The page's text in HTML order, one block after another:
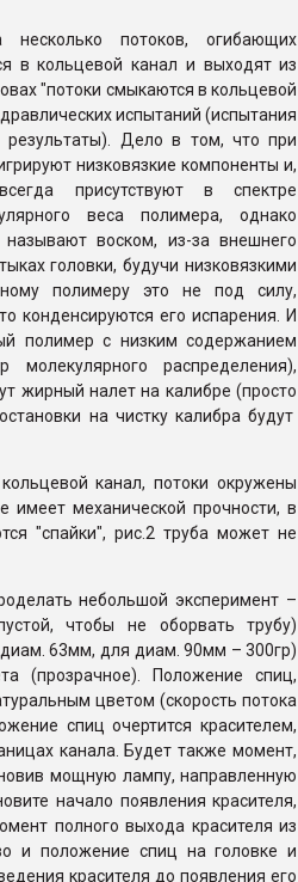
потоков, огибающих
в кольцевой канал и выходят из
"потоки смыкаются в кольцевой
испытаний (испытания
Дело в том, что при
низковязкие компоненты и,
присутствуют в спектре
веса полимера, однако
воском, из-за внешнего
головки, будучи низковязкими
полимеру это не под силу,
конденсируются его испарения. И
полимер с низким содержанием
молекулярного распределения),
жирный налет на калибре (просто
на чистку калибра будут
канал, потоки окружены
имеет механической прочности, в
"спайки", рис.2 труба может не
небольшой эксперимент –
чтобы не оборвать трубу)
63мм, для диам. 90мм – 300гр)
(прозрачное). Положение спиц,
цветом (скорость потока
спиц очертится красителем,
канала. Будет также момент,
мощную лампу, направленную
начало появления красителя,
полного выхода красителя из
и положение спиц на головке и
красителя до появления его